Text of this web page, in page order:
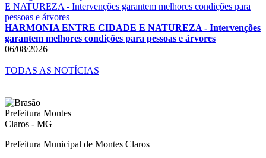
HARMONIA ENTRE CIDADE E NATUREZA - Intervenções
garantem melhores condições para pessoas e árvores
06/08/2026
TODAS AS NOTÍCIAS
Prefeitura Municipal de Montes Claros